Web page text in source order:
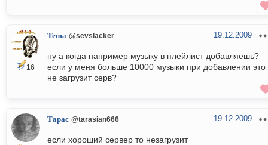
16
Tema @sevslacker 19.12.2009
ну а когда например музыку в плейлист добавляешь?
если у меня больше 10000 музыки при добавлении это
не загрузит серв?
Тарас @tarasian666 19.12.2009
если хороший сервер то незагрузит